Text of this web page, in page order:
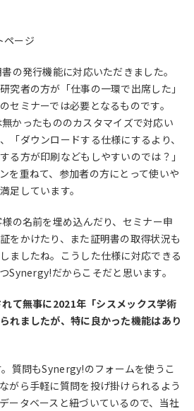
の発行機能に対応いただきました。
究者の方が「仕事の一環で出席した」
セミナーでは必要となるものです。
かったもののカスタマイズで対応い
「ダウンロードする仕様にするより、
る方が印刷などもしやすいのでは？」
を重ねて、参加者の方にとって使いや
足しています。
の名前を埋め込んだり、セミナー申
をかけたり、また証明書の取得状況も
ましたね。こうした仕様に対応できる
Synergy!だからこそだと思います。
て無事に2021年「シスメックス学術
れましたが、特に良かった機能はあり
質問もSynergy!のフォームを使うこ
がら手軽に質問を投げ掛けられるよう
ータベースと紐づいているので、当社